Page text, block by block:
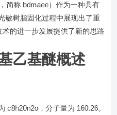
简称 bdmaee）作为一种具有
敏树脂固化过程中展现出了重
的进一步发展提供了新的思路
乙基醚概述
c8h20n2o，分子量为 160.26。